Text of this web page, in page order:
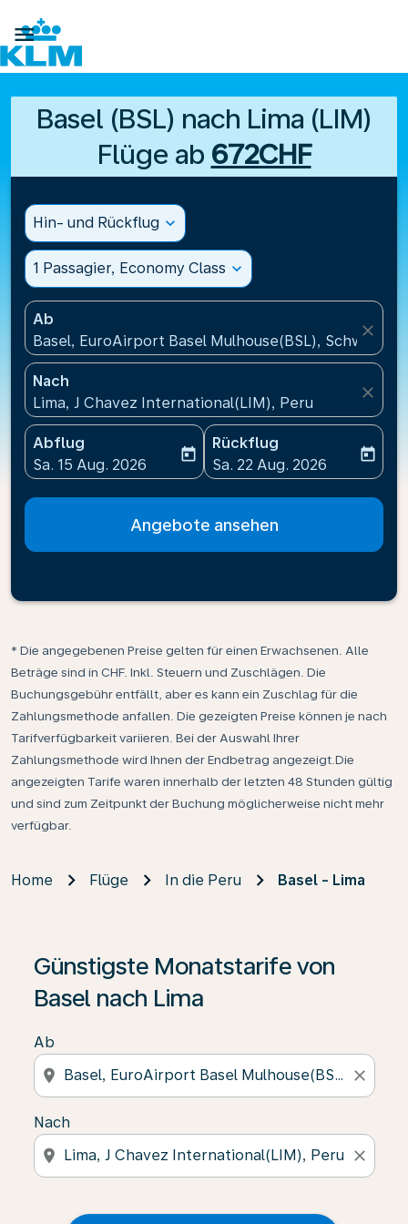

Basel (BSL) nach Lima (LIM)
Flüge ab 672CHF
Hin- und Rückflug expand_more
1 Passagier, Economy Class expand_more
Ab
Basel, EuroAirport Basel Mulhouse(BSL), Schweiz
close
Nach
Lima, J Chavez International(LIM), Peru
close
Abflug
fc-booking-departure-date-aria-label
Sa. 15 Aug. 2026
today
Rückflug
fc-booking-return-date-
Sa. 22 Aug. 2026
today
Angebote ansehen
* Die angegebenen Preise gelten für einen Erwachsenen. Alle
Beträge sind in CHF. Inkl. Steuern und Zuschlägen. Die
Buchungsgebühr entfällt, aber es kann ein Zuschlag für die
Zahlungsmethode anfallen. Die gezeigten Preise können je nach
Tarifverfügbarkeit variieren. Bei der Auswahl Ihrer
Zahlungsmethode wird Ihnen der Endbetrag angezeigt.Die
angezeigten Tarife waren innerhalb der letzten 48 Stunden gültig
und sind zum Zeitpunkt der Buchung möglicherweise nicht mehr
verfügbar.
Home Flüge In die Peru Basel - Lima
Günstigste Monatstarife von
Basel nach Lima
Ab
location_on close
Nach
location_on close